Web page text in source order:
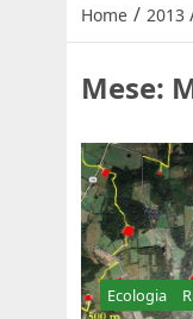
Home / 2013
Mese:
Ecologia